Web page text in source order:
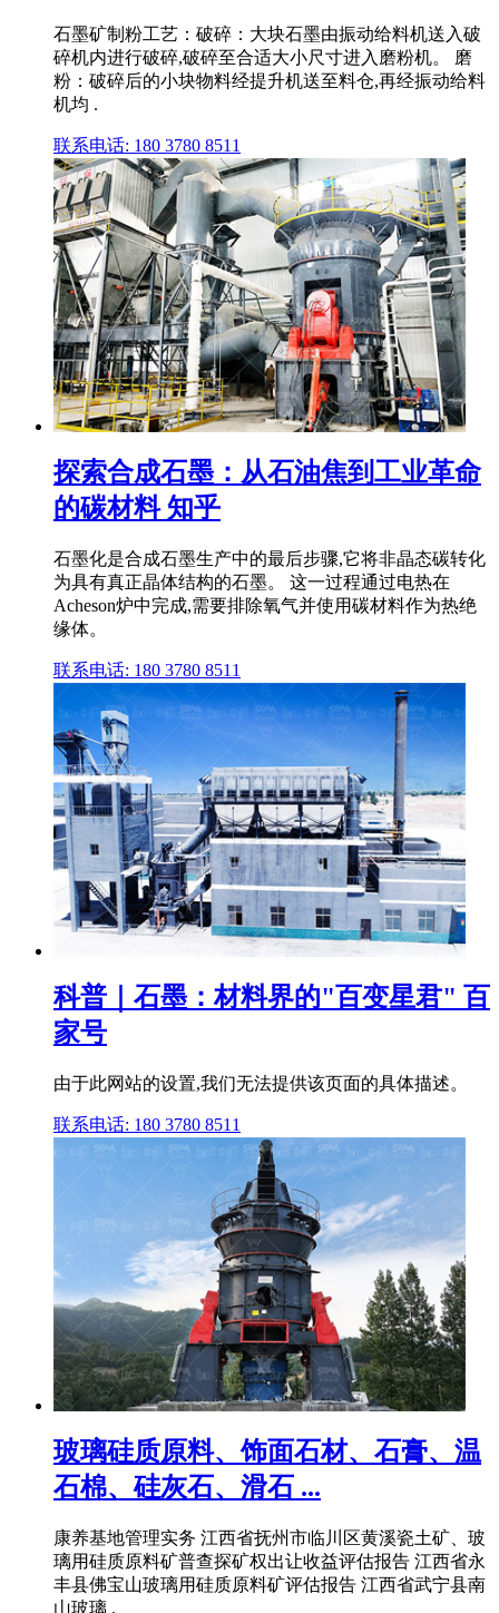
石墨矿制粉工艺：破碎：大块石墨由振动给料机送入破
碎机内进行破碎,破碎至合适大小尺寸进入磨粉机。 磨
粉：破碎后的小块物料经提升机送至料仓,再经振动给料
机均 .
联系电话: 180 3780 8511
探索合成石墨：从石油焦到工业革命
的碳材料 知乎
石墨化是合成石墨生产中的最后步骤,它将非晶态碳转化
为具有真正晶体结构的石墨。 这一过程通过电热在
Acheson炉中完成,需要排除氧气并使用碳材料作为热绝
缘体。
联系电话: 180 3780 8511
科普｜石墨：材料界的"百变星君" 百
家号
由于此网站的设置,我们无法提供该页面的具体描述。
联系电话: 180 3780 8511
玻璃硅质原料、饰面石材、石膏、温
石棉、硅灰石、滑石 ...
康养基地管理实务 江西省抚州市临川区黄溪瓷土矿、玻
璃用硅质原料矿普查探矿权出让收益评估报告 江西省永
丰县佛宝山玻璃用硅质原料矿评估报告 江西省武宁县南
山玻璃 .